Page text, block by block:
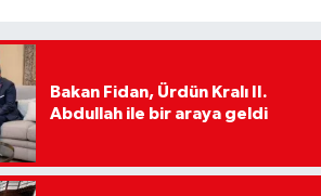
Bakan Fidan, Ürdün Kralı II.
Abdullah ile bir araya geldi